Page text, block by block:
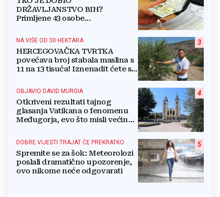
DRŽAVLJANSTVO BIH?
Primljene 43 osobe...
3
NA VIŠE OD 30 HEKTARA
HERCEGOVAČKA TVRTKA
povećava broj stabala maslina s
11 na 13 tisuća! Iznenadit ćete se
4
OBJAVIO DAVID MURGIA
Otkriveni rezultati tajnog
glasanja Vatikana o fenomenu
Međugorja, evo što misli većina
5
DOBRE VIJESTI TRAJAT ĆE PREKRATKO
Spremite se za šok: Meteorolozi
poslali dramatično upozorenje,
ovo nikome neće odgovarati